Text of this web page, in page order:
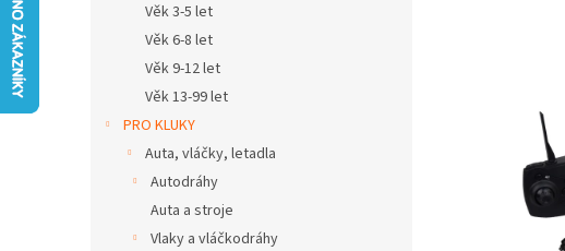
Věk 3-5 let
Věk 6-8 let
Věk 9-12 let
Věk 13-99 let
PRO KLUKY
Auta, vláčky, letadla
Autodráhy
Auta a stroje
Vlaky a vláčkodráhy